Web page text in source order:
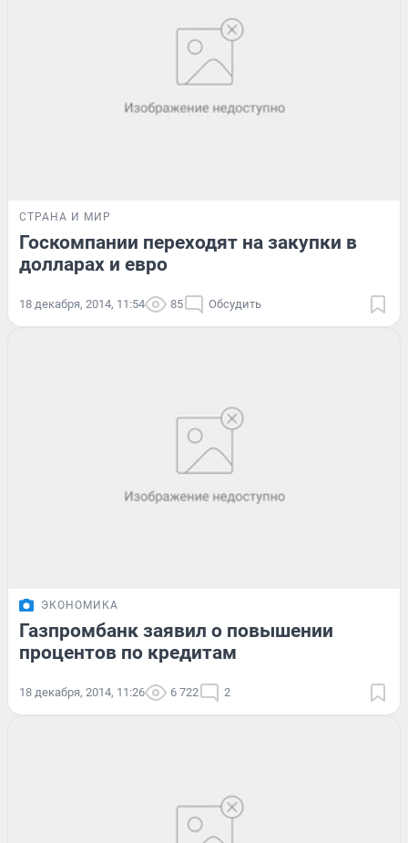
СТРАНА И МИР
Госкомпании переходят на закупки в
долларах и евро
18 декабря, 2014, 11:54 85 Обсудить
ЭКОНОМИКА
Газпромбанк заявил о повышении
процентов по кредитам
18 декабря, 2014, 11:26 6 722 2